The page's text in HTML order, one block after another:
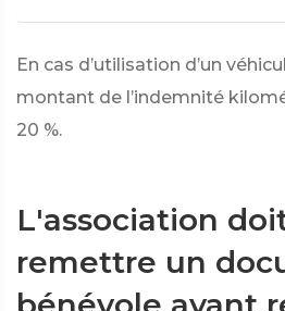
En cas d’utilisation d’un
montant de l’indemnité
20 %.
L'association
remettre un